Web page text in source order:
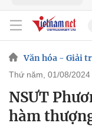
Văn hóa - Giải
thứ năm, 01/08/
NSƯT
hàm